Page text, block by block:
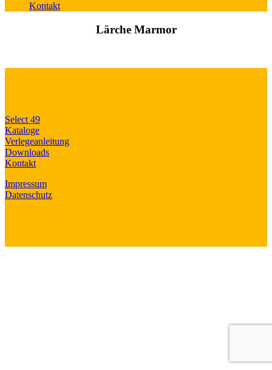
Kontakt
Lärche Marmor
Select 49
Kataloge
Verlegeanleitung
Downloads
Kontakt
Impressum
Datenschutz